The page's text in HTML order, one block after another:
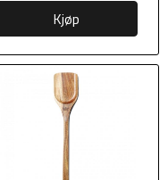
Kjøp